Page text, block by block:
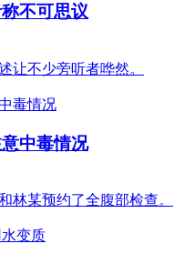
不可思议
让不少旁听者哗然。
中毒情况
林某预约了全腹部检查。